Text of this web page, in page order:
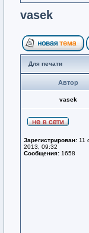
vasek
Для печати
Автор
vasek
Зарегистрирован: 11
2013, 09:32
Сообщения: 1658